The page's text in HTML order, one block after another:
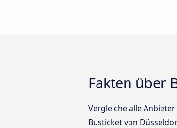
Fakten über
Vergleiche alle
Busticket von